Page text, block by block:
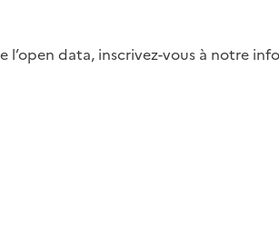
data, inscrivez-vous à notre